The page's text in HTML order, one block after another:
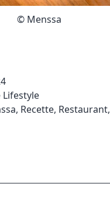
© Menssa
Lifestyle
, Recette, Restaurant,